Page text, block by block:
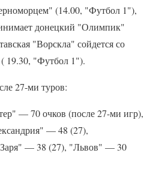
(14.00, "Футбол 1"),
донецкий "Олимпик"
"Ворскла" сойдется со
19.30, "Футбол 1").
27-ми туров:
— 70 очков (после 27-ми игр),
— 48 (27),
— 38 (27), "Львов" — 30